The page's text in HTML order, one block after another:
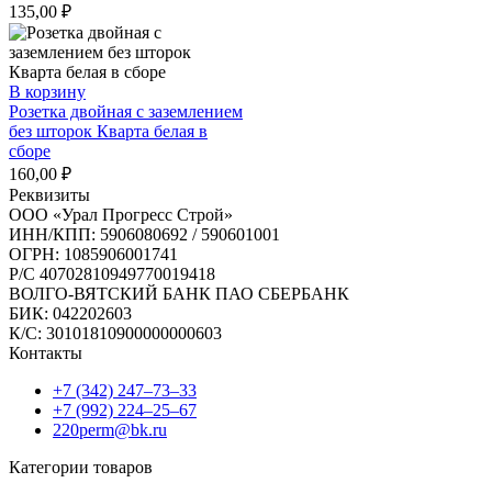
135,00 ₽
В корзину
Розетка двойная с заземлением
без шторок Кварта белая в
сборе
160,00 ₽
Реквизиты
ООО «Урал Прогресс Строй»
ИНН/КПП: 5906080692 / 590601001
ОГРН: 1085906001741
Р/C 40702810949770019418
ВОЛГО-ВЯТСКИЙ БАНК ПАО СБЕРБАНК
БИК: 042202603
К/С: 30101810900000000603
Контакты
+7 (342) 247‒73‒33
+7 (992) 224‒25‒67
220perm@bk.ru
Категории товаров